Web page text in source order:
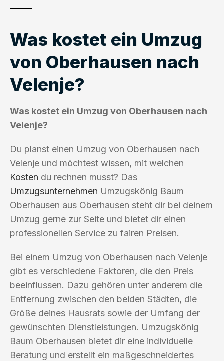
Was kostet ein Umzug
von Oberhausen nach
Velenje?
Was kostet ein Umzug von Oberhausen nach
Velenje?
Du planst einen Umzug von Oberhausen nach
Velenje und möchtest wissen, mit welchen
Kosten du rechnen musst? Das
Umzugsunternehmen Umzugskönig Baum
Oberhausen aus Oberhausen steht dir bei deinem
Umzug gerne zur Seite und bietet dir einen
professionellen Service zu fairen Preisen.
Bei einem Umzug von Oberhausen nach Velenje
gibt es verschiedene Faktoren, die den Preis
beeinflussen. Dazu gehören unter anderem die
Entfernung zwischen den beiden Städten, die
Größe deines Hausrats sowie der Umfang der
gewünschten Dienstleistungen. Umzugskönig
Baum Oberhausen bietet dir eine individuelle
Beratung und erstellt ein maßgeschneidertes